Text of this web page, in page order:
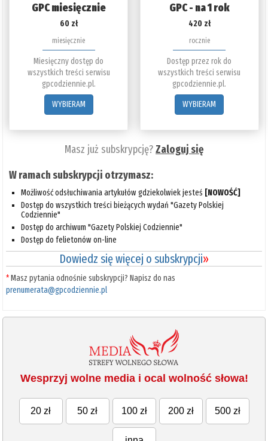
GPC miesięcznie
60 zł
miesięcznie
Miesięczny dostęp do
wszystkich treści serwisu
gpcodziennie.pl.
WYBIERAM
GPC - na 1 rok
420 zł
rocznie
Dostęp przez rok do
wszystkich treści serwisu
gpcodziennie.pl.
WYBIERAM
Masz już subskrypcję?Zaloguj się
W ramach subskrypcji otrzymasz:
Możliwość odsłuchiwania artykułów gdziekolwiek jesteś [NOWOŚĆ]
Dostęp do wszystkich treści bieżących wydań "Gazety Polskiej
Codziennie"
Dostęp do archiwum "Gazety Polskiej Codziennie"
Dostęp do felietonów on-line
Dowiedz się więcej o subskrypcji»
*Masz pytania odnośnie subskrypcji? Napisz do nas
prenumerata@gpcodziennie.pl
Wesprzyj wolne media i ocal wolność słowa!
20 zł 50 zł 100 zł 200 zł 500 zł